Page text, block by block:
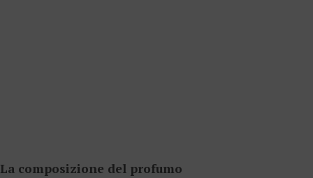
La composizione del profumo